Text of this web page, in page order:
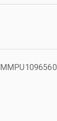
MMPU1096560